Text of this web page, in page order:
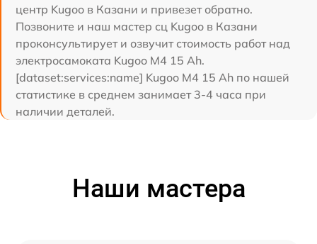
центр Kugoo в Казани и привезет обратно.
Позвоните и наш мастер сц Kugoo в Казани
проконсультирует и озвучит стоимость работ над
электросамоката Kugoo M4 15 Ah.
[dataset:services:name] Kugoo M4 15 Ah по нашей
статистике в среднем занимает 3-4 часа при
наличии деталей.
Наши мастера